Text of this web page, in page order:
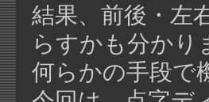
結果、前後・左
らすかも分かり
何らかの手段で